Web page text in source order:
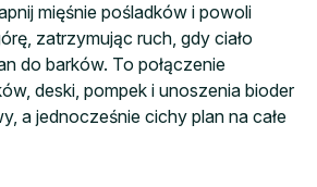
mięśnie pośladków i powoli
zatrzymując ruch, gdy ciało
do barków. To połączenie
deski, pompek i unoszenia bioder
a jednocześnie cichy plan na całe